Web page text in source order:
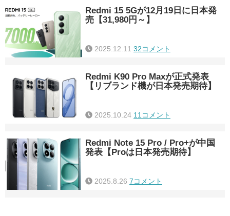
Redmi 15 5Gが12月19日に日本発
売【31,980円～】
2025.12.11 32コメント
Redmi K90 Pro Maxが正式発表
【リブランド機が日本発売期待】
2025.10.24 11コメント
Redmi Note 15 Pro / Pro+が中国
発表【Proは日本発売期待】
2025.8.26 7コメント